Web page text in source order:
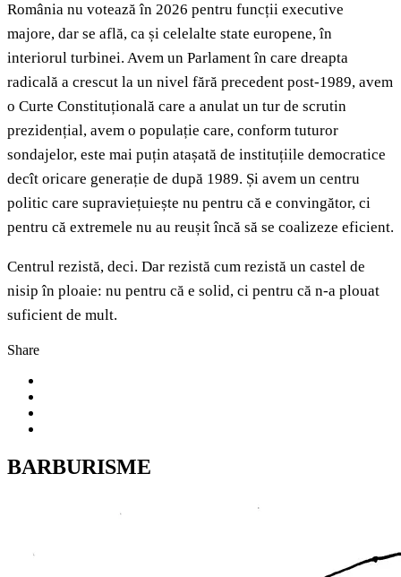
România nu votează în 2026 pentru funcții executive
majore, dar se află, ca și celelalte state europene, în
interiorul turbinei. Avem un Parlament în care dreapta
radicală a crescut la un nivel fără precedent post-1989, avem
o Curte Constituțională care a anulat un tur de scrutin
prezidențial, avem o populație care, conform tuturor
sondajelor, este mai puțin atașată de instituțiile democratice
decît oricare generație de după 1989. Și avem un centru
politic care supraviețuiește nu pentru că e convingător, ci
pentru că extremele nu au reușit încă să se coalizeze eficient.
Centrul rezistă, deci. Dar rezistă cum rezistă un castel de
nisip în ploaie: nu pentru că e solid, ci pentru că n-a plouat
suficient de mult.
Share
BARBURISME